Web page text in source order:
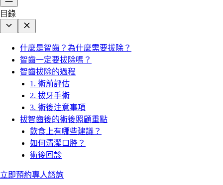
目錄
什麼是智齒？為什麼需要拔除？
智齒一定要拔除嗎？
智齒拔除的過程
1. 術前評估
2. 拔牙手術
3. 術後注意事項
拔智齒後的術後照顧重點
飲食上有哪些建議？
如何清潔口腔？
術後回診
立即預約專人諮詢